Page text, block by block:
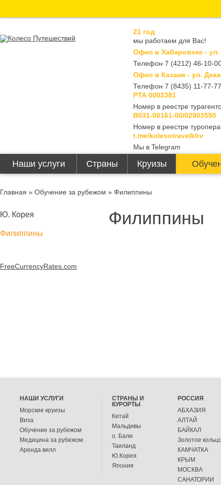
21 год
мы работаем для Вас!
Офис в Хабаровске - ул.
Телефон 7 (4212) 46-10-
Офис в Казани - ул.
Телефон 7 (8435) 11-77-77
РТА 0002381
Номер в реестре
В031-00161-00/02903550
Номер в реестре
t.me/kolesotravelkhv
Мы в Telegram
Наши услуги Страны Круизы
Главная » Обучение за рубежом » Филиппины
Ю. Корея
Филиппины
FreeCurrencyRates.com
Филиппины
НАШИ УСЛУГИ
Морские круизы
Виза
Обучение за рубежом
Медицина за рубежом
Аренда вилл
СТРАНЫ И
КУРОРТЫ
Китай
Мальдивы
о. Бали
Таиланд
Ю.Корея
Япония
РОССИЯ
АБХАЗИЯ
АЛТАЙ
БАЙКАЛ
Золотое
КАМЧАТКА
КРЫМ
МОСКВА
САНАТОРИИ